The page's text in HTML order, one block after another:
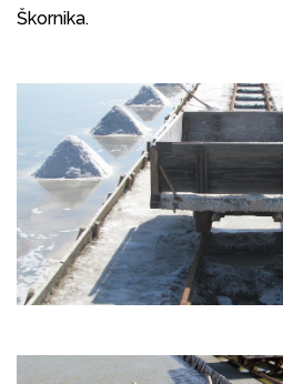
Škornika.